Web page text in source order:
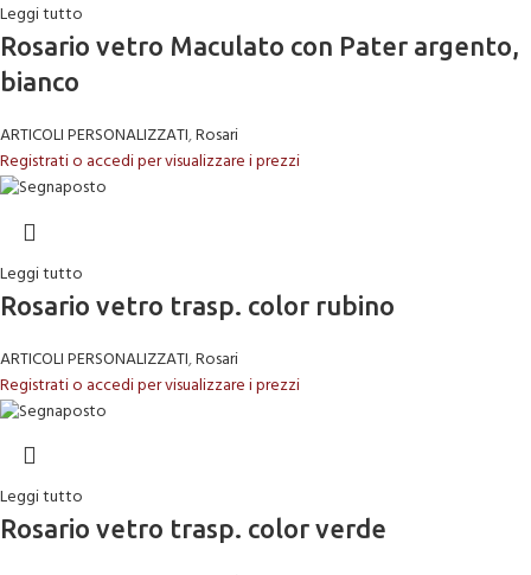
Leggi tutto
Rosario vetro Maculato con Pater argento,
bianco
ARTICOLI PERSONALIZZATI,Rosari
Registrati o accedi per visualizzare i prezzi
Leggi tutto
Rosario vetro trasp. color rubino
ARTICOLI PERSONALIZZATI,Rosari
Registrati o accedi per visualizzare i prezzi
Leggi tutto
Rosario vetro trasp. color verde